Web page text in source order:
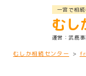
一宮で相
むし
武鹿
むしか相続センター >